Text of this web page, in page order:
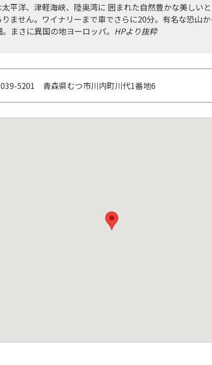
平洋、津軽海峡、陸奥湾に 囲まれた自然豊かな美しい
ません。ワイナリーまで車でさらに20分。有名な恐山
まさに異国の地ヨーロッパ。 HPより抜粋
5201 青森県むつ市川内町川代1番地6